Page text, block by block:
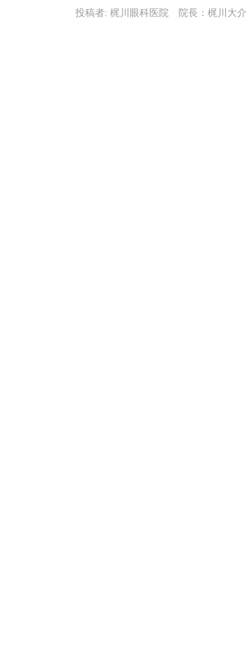
投稿者: 梶川眼科医院 院長：梶川大介